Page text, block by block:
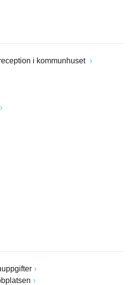
i kommunhuset